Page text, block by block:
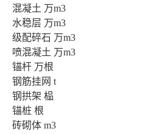
混凝土 万m3
水稳层 万m3
级配碎石 万m3
喷混凝土 万m3
锚杆 万根
钢筋挂网 t
钢拱架 榀
锚桩 根
砖砌体 m3